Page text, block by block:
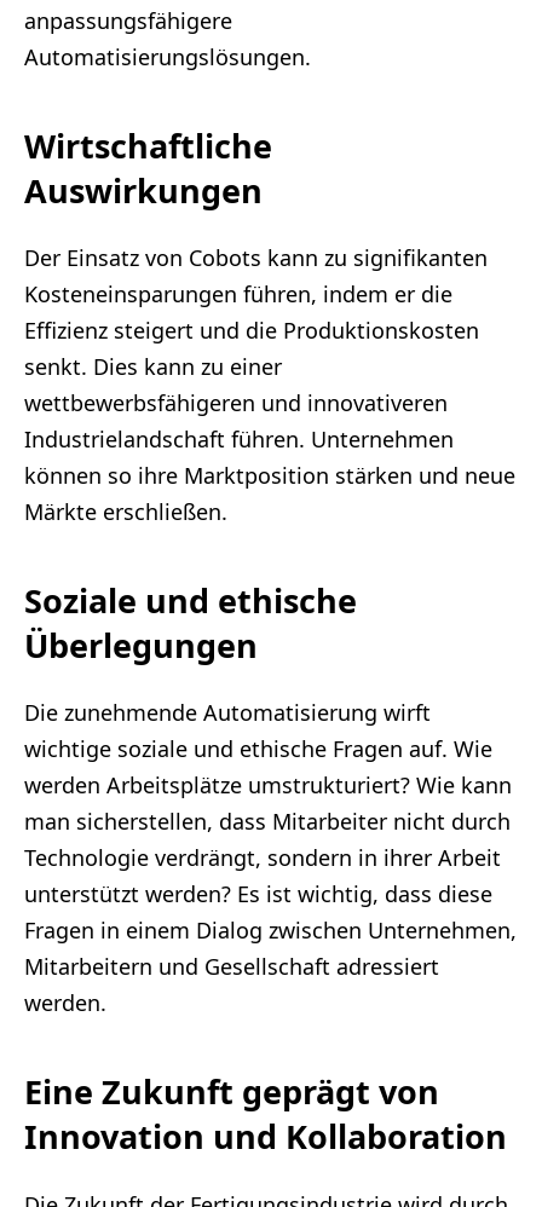
anpassungsfähigere
Automatisierungslösungen.
Wirtschaftliche
Auswirkungen
Der Einsatz von Cobots kann zu signifikanten
Kosteneinsparungen führen, indem er die
Effizienz steigert und die Produktionskosten
senkt. Dies kann zu einer
wettbewerbsfähigeren und innovativeren
Industrielandschaft führen. Unternehmen
können so ihre Marktposition stärken und neue
Märkte erschließen.
Soziale und ethische
Überlegungen
Die zunehmende Automatisierung wirft
wichtige soziale und ethische Fragen auf. Wie
werden Arbeitsplätze umstrukturiert? Wie kann
man sicherstellen, dass Mitarbeiter nicht durch
Technologie verdrängt, sondern in ihrer Arbeit
unterstützt werden? Es ist wichtig, dass diese
Fragen in einem Dialog zwischen Unternehmen,
Mitarbeitern und Gesellschaft adressiert
werden.
Eine Zukunft geprägt von
Innovation und Kollaboration